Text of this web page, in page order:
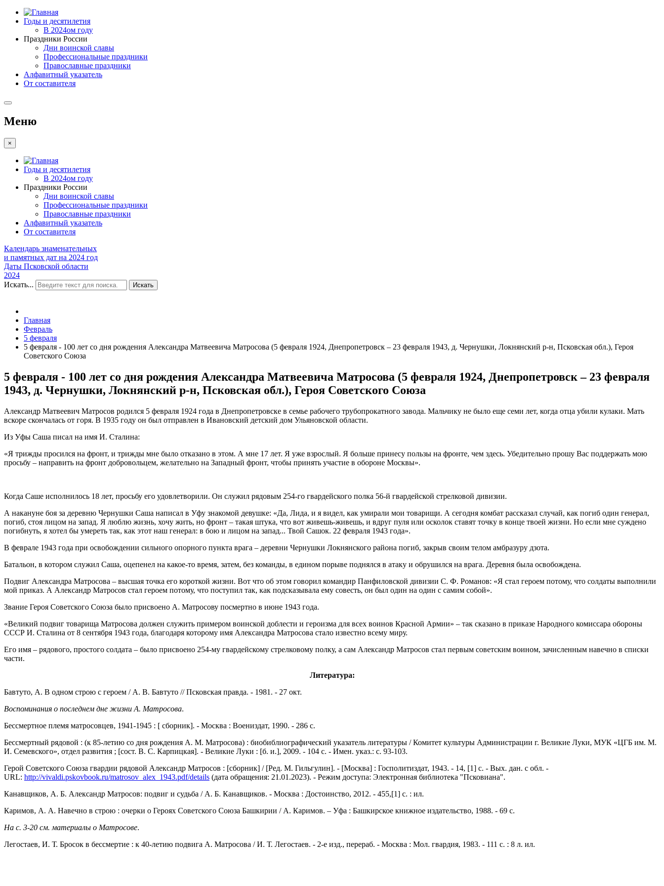
Годы и десятилетия
В 2024ом году
Праздники России
Дни воинской славы
Профессиональные праздники
Православные праздники
Алфавитный указатель
От составителя
Меню
×
Годы и десятилетия
В 2024ом году
Праздники России
Дни воинской славы
Профессиональные праздники
Православные праздники
Алфавитный указатель
От составителя
Календарь знаменательных
и памятных дат на 2024 год
Даты Псковской области
2024
Искать...
Искать
Главная
Февраль
5 февраля
5 февраля - 100 лет со дня рождения Александра Матвеевича Матросова (5 февраля 1924, Днепропетровск – 23 февраля 1943, д. Чернушки, Локнянский р-н, Псковская обл.), Героя
Советского Союза
5 февраля - 100 лет со дня рождения Александра Матвеевича Матросова (5 февраля 1924, Днепропетровск – 23 февраля
1943, д. Чернушки, Локнянский р-н, Псковская обл.), Героя Советского Союза
Александр Матвеевич Матросов родился 5 февраля 1924 года в Днепропетровске в семье рабочего трубопрокатного завода. Мальчику не было еще семи лет, когда отца убили кулаки. Мать
вскоре скончалась от горя. В 1935 году он был отправлен в Ивановский детский дом Ульяновской области.
Из Уфы Саша писал на имя И. Сталина:
«Я трижды просился на фронт, и трижды мне было отказано в этом. А мне 17 лет. Я уже взрослый. Я больше принесу пользы на фронте, чем здесь. Убедительно прошу Вас поддержать мою
просьбу – направить на фронт добровольцем, желательно на Западный фронт, чтобы принять участие в обороне Москвы».
Когда Саше исполнилось 18 лет, просьбу его удовлетворили. Он служил рядовым 254-го гвардейского полка 56-й гвардейской стрелковой дивизии.
А накануне боя за деревню Чернушки Саша написал в Уфу знакомой девушке: «Да, Лида, и я видел, как умирали мои товарищи. А сегодня комбат рассказал случай, как погиб один генерал,
погиб, стоя лицом на запад. Я люблю жизнь, хочу жить, но фронт – такая штука, что вот живешь-живешь, и вдруг пуля или осколок ставят точку в конце твоей жизни. Но если мне суждено
погибнуть, я хотел бы умереть так, как этот наш генерал: в бою и лицом на запад... Твой Сашок. 22 февраля 1943 года».
В феврале 1943 года при освобождении сильного опорного пункта врага – деревни Чернушки Локнянского района погиб, закрыв своим телом амбразуру дзота.
Батальон, в котором служил Саша, оцепенел на какое-то время, затем, без команды, в едином порыве поднялся в атаку и обрушился на врага. Деревня была освобождена.
Подвиг Александра Матросова – высшая точка его короткой жизни. Вот что об этом говорил командир Панфиловской дивизии С. Ф. Романов: «Я стал героем потому, что солдаты выполнили
мой приказ. А Александр Матросов стал героем потому, что поступил так, как подсказывала ему совесть, он был один на один с самим собой».
Звание Героя Советского Союза было присвоено А. Матросову посмертно в июне 1943 года.
«Великий подвиг товарища Матросова должен служить примером воинской доблести и героизма для всех воинов Красной Армии» – так сказано в приказе Народного комиссара обороны
СССР И. Сталина от 8 сентября 1943 года, благодаря которому имя Александра Матросова стало известно всему миру.
Его имя – рядового, простого солдата – было присвоено 254-му гвардейскому стрелковому полку, а сам Александр Матросов стал первым советским воином, зачисленным навечно в списки
части.
Литература:
Бавтуто, А. В одном строю с героем / А. В. Бавтуто // Псковская правда. - 1981. - 27 окт.
Воспоминания о последнем дне жизни А. Матросова.
Бессмертное племя матросовцев, 1941-1945 : [ сборник]. - Москва : Воениздат, 1990. - 286 с.
Бессмертный рядовой : (к 85-летию со дня рождения А. М. Матросова) : биобиблиографический указатель литературы / Комитет культуры Администрации г. Великие Луки, МУК «ЦГБ им. М.
И. Семевского», отдел развития ; [сост. В. С. Карпицкая]. - Великие Луки : [б. и.], 2009. - 104 с. - Имен. указ.: с. 93-103.
Герой Советского Союза гвардии рядовой Александр Матросов : [сборник] / [Ред. М. Гильгулин]. - [Москва] : Госполитиздат, 1943. - 14, [1] с. - Вых. дан. с обл. -
URL: http://vivaldi.pskovbook.ru/matrosov_alex_1943.pdf/details (дата обращения: 21.01.2023). - Режим доступа: Электронная библиотека "Псковиана".
Канавщиков, А. Б. Александр Матросов: подвиг и судьба / А. Б. Канавщиков. - Москва : Достоинство, 2012. - 455,[1] с. : ил.
Каримов, А. А. Навечно в строю : очерки о Героях Советского Союза Башкирии / А. Каримов. – Уфа : Башкирское книжное издательство, 1988. - 69 с.
На с. 3-20 см. материалы о Матросове.
Легостаев, И. Т. Бросок в бессмертие : к 40-летию подвига А. Матросова / И. Т. Легостаев. - 2-е изд., перераб. - Москва : Мол. гвардия, 1983. - 111 с. : 8 л. ил.